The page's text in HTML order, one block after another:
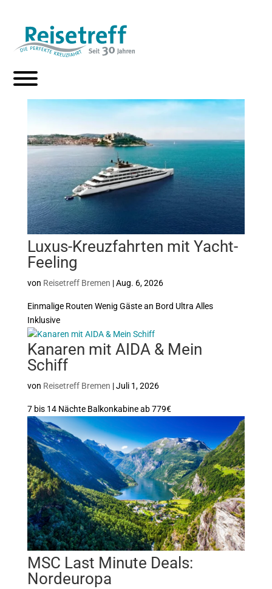
Luxus-Kreuzfahrten mit Yacht-
Feeling
von Reisetreff Bremen |Aug. 6, 2026
Einmalige Routen Wenig Gäste an Bord Ultra Alles
Inklusive
Kanaren mit AIDA & Mein
Schiff
von Reisetreff Bremen |Juli 1, 2026
7 bis 14 Nächte Balkonkabine ab 779€
MSC Last Minute Deals:
Nordeuropa